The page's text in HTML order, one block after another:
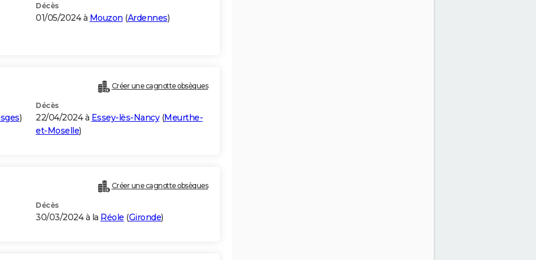
Décès
01/05/2024 à Mouzon (Ardennes)
Créer une cagnotte obsèques
)
Décès
22/04/2024 à Essey-lès-Nancy(Meurthe-
et-Moselle)
Créer une cagnotte obsèques
Décès
30/03/2024 à la Réole (Gironde)